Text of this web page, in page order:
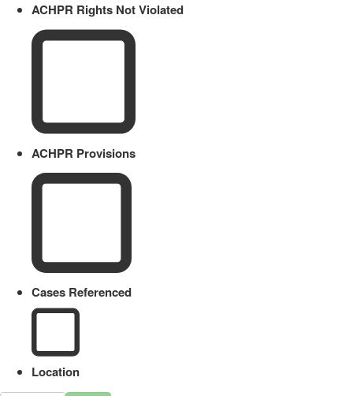
ACHPR Rights Not Violated
ACHPR Provisions
Cases Referenced
Location